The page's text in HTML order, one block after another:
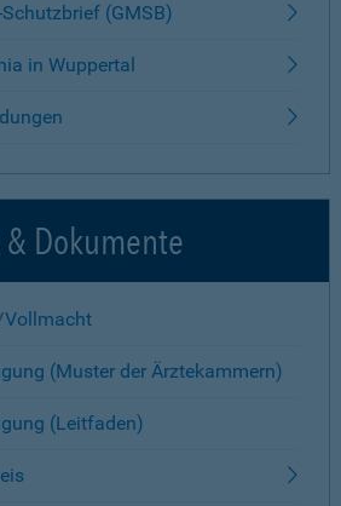
(GMSB)
in Wuppertal
Dokumente
(Muster der Ärztekammern)
(Leitfaden)